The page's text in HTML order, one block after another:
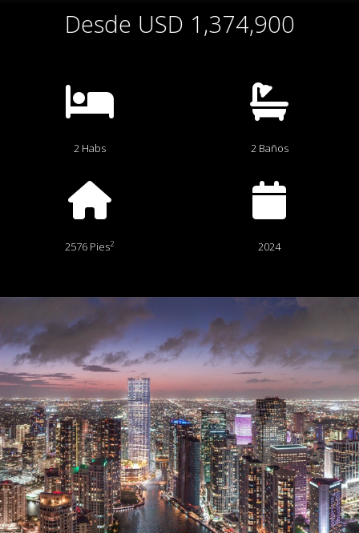
Desde USD 1,374,900
2 Habs 2 Baños
2576 Pies2 2024